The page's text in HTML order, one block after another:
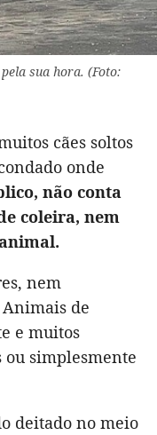
sua hora. (Foto:
cães soltos
onde
não conta
coleira, nem
nem
de
e muitos
ou simplesmente
deitado no meio